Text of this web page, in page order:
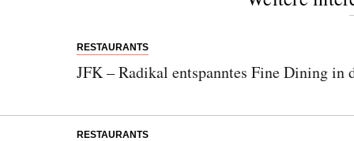
RESTAURANTS
JFK – Radikal entspanntes Fine Dining in
RESTAURANTS